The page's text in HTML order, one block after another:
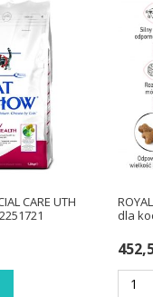
CARE UTH
dla